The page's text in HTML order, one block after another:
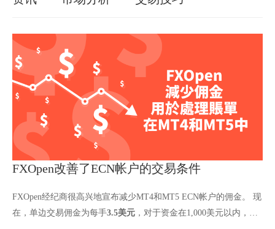
FXOpen改善了ECN帐户的交易条件
FXOpen经纪商很高兴地宣布减少MT4和MT5 ECN帐户的佣金。 现
在，单边交易佣金为每手3.5美元 ，对于资金在1,000美元以内，交